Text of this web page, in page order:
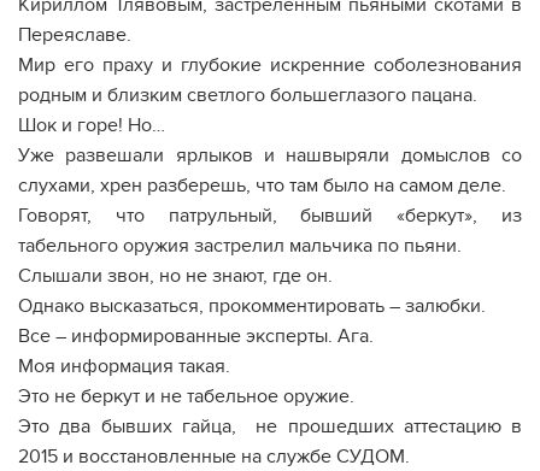
Кириллом Тлявовым, застреленным пьяными скотами в
Переяславе.
Мир его праху и глубокие искренние соболезнования
родным и близким светлого большеглазого пацана.
Шок и горе! Но…
Уже развешали ярлыков и нашвыряли домыслов со
слухами, хрен разберешь, что там было на самом деле.
Говорят, что патрульный, бывший «беркут», из
табельного оружия застрелил мальчика по пьяни.
Слышали звон, но не знают, где он.
Однако высказаться, прокомментировать – залюбки.
Все – информированные эксперты. Ага.
Моя информация такая.
Это не беркут и не табельное оружие.
Это два бывших гайца, не прошедших аттестацию в
2015 и восстановленные на службе СУДОМ.